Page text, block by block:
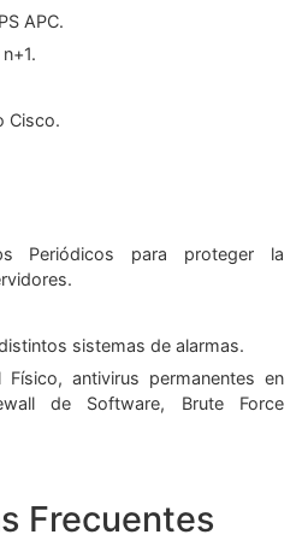
APC.
Cisco.
Periódicos para proteger la
sistemas de alarmas.
antivirus permanentes en
de Software, Brute Force
Frecuentes